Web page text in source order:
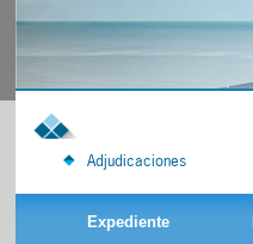
Adjudicaciones
Expediente